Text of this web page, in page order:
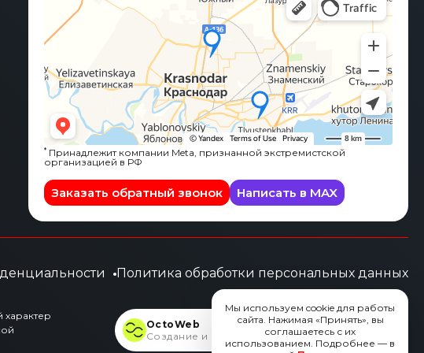
*Принадлежит компании Meta, признанной экстремистской
организацией в РФ
Заказать обратный звонок Написать в MAX
Политика обработки персональных данных
OctoWeb
Создание и продвижение сайтов
Мы используем cookie для работы
сайта. Нажимая «Принять», вы
соглашаетесь с их
использованием. Подробнее — в